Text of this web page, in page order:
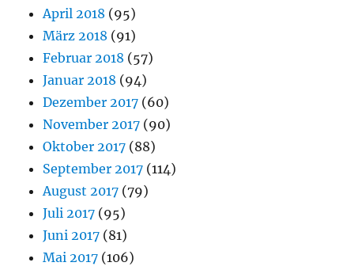
April 2018 (95)
März 2018 (91)
Februar 2018 (57)
Januar 2018 (94)
Dezember 2017 (60)
November 2017 (90)
Oktober 2017 (88)
September 2017 (114)
August 2017 (79)
Juli 2017 (95)
Juni 2017 (81)
Mai 2017 (106)